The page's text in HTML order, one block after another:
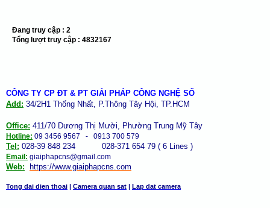
Đang truy cập : 2
Tổng lượt truy cập : 4832167
CÔNG TY CP ĐT & PT GIẢI PHÁP CÔNG NGHỆ SỐ
Add: 34/2H1 Thống Nhất, P.Thông Tây Hội, TP.HCM
Office: 411/70 Dương Thị Mười, Phường Trung Mỹ Tây
Hotline: 09 3456 9567 - 0913 700 579
Tel: 028-39 848 234 028-371 654 79 ( 6 Lines )
Email: giaiphapcns@gmail.com
Web: https://www.giaiphapcns.com
Tong dai dien thoai | Camera quan sat | Lap dat camera